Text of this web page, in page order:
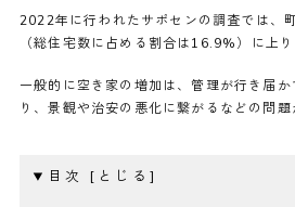
2022年に行われたサポセンの調査では、
（総住宅数に占める割合は16.9%）に上り
一般的に空き家の増加は、管理が行き届
り、景観や治安の悪化に繋がるなどの問題
目次